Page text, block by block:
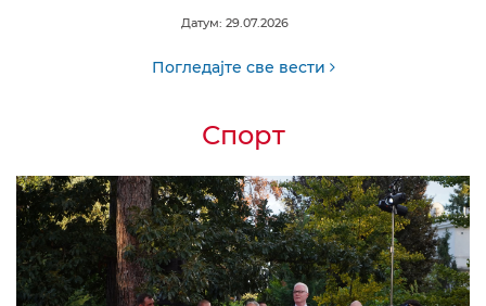
Датум: 29.07.2026
Погледајте све вести
Спорт